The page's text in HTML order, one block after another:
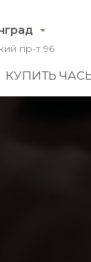
пр-т 96
КУПИТЬ